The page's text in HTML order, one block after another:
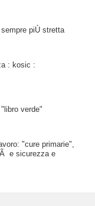
piÙ stretta
: kosic :
verde"
"cure primarie",
e sicurezza e